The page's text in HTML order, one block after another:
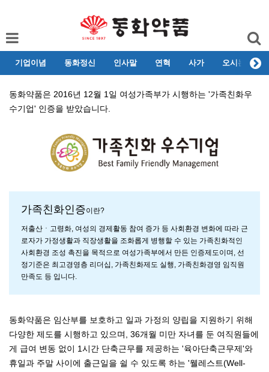
기업이념 동화정신 인사말 연혁 사가 오시는길
동화약품은 2016년 12월 1일 여성가족부가 시행하는 '가족친화우
수기업' 인증을 받았습니다.
가족친화인증이란?
저출산ㆍ고령화, 여성의 경제활동 참여 증가 등 사회환경 변화에 따라 근
로자가 가정생활과 직장생활을 조화롭게 병행할 수 있는 가족친화적인
사회환경 조성 촉진을 목적으로 여성가족부에서 만든 인증제도이며, 선
정기준은 최고경영층 리더십, 가족친화제도 실행, 가족친화경영 임직원
만족도 등 입니다.
동화약품은 임산부를 보호하고 일과 가정의 양립을 지원하기 위해
다양한 제도를 시행하고 있으며, 36개월 미만 자녀를 둔 여직원들에
게 급여 변동 없이 1시간 단축근무를 제공하는 '육아단축근무제'와
휴일과 주말 사이에 출근일을 쉴 수 있도록 하는 '웰레스트(Well-